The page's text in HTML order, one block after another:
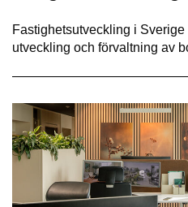
Fastighetsutveckling i
utveckling och förvaltning av